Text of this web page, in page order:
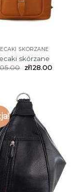
SKÓRZANE
skórzane
zł128.00